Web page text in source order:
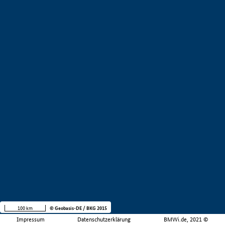
Impressum Datenschutzerklärung BMWi.de, 2021 ©
100 km © Geobasis-DE / BKG 2015